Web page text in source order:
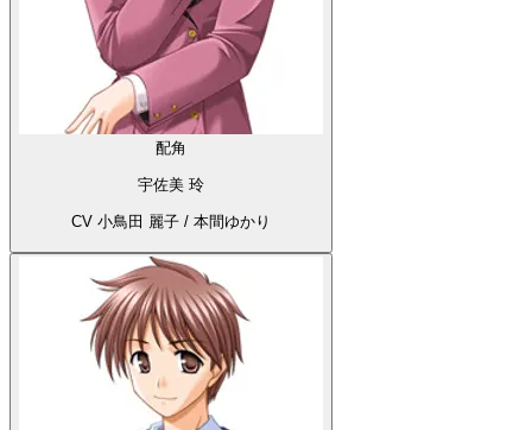
配角
宇佐美 玲
CV 小鳥田 麗子 / 本間ゆかり